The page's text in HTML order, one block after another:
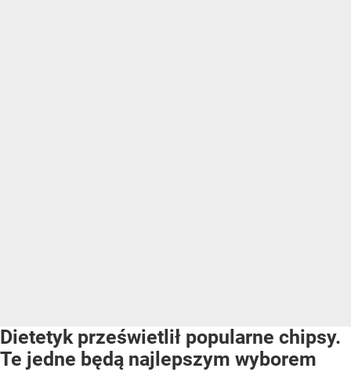
Dietetyk prześwietlił popularne chipsy.
Te jedne będą najlepszym wyborem